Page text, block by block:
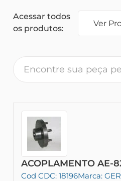
Acessar todos
os produtos:
Ver
ACOPLAMENTO AE-
Cod CDC: 18196Marca: